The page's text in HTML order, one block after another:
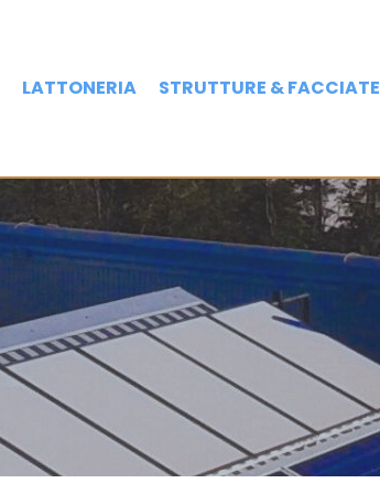
LATTONERIA STRUTTURE & FACCIATE